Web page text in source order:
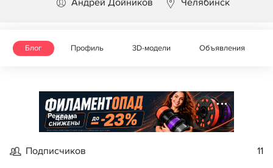
Андрей Дойников Челябинск
Блог Профиль 3D-модели Объявления
Реклама
Подписчиков 11